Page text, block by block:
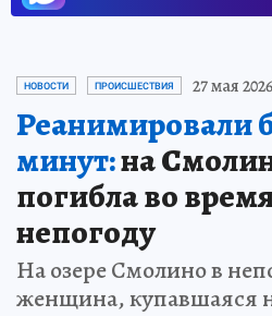
НОВОСТИ ПРОИСШЕСТВИЯ 27 мая
Реанимировали
минут:на
погибла во
непогоду
На озере Смолино в
женщина, купавшаяся